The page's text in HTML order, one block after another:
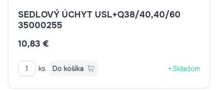
SEDLOVÝ ÚCHYT USL+Q38/40,40/60
35000255
10,83 €
ks Do košíka Skladom